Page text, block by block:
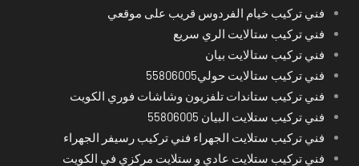
فني تركيب خيام الفردوس قريب على موقعي
فني تركيب ستالايت الري سريع
فني تركيب ستالايت بيان
فني تركيب ستالايت حولي55806005
فني تركيب ستاندات تلفزيون وشاشات فوري الكويت
فني تركيب ستلايت البيان 55806005
فني تركيب ستلايت الجهراء فني تركيب رسيفر الجهراء
فني تركيب ستلايت عادي و ستلايت مركزي في الكويت